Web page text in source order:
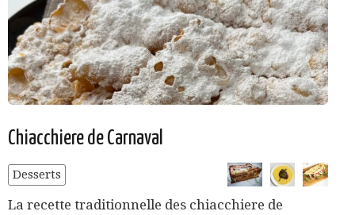
Chiacchiere de Carnaval
Desserts
La recette traditionnelle des chiacchiere de